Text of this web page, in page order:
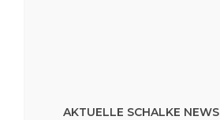
AKTUELLE SCHALKE NEWS